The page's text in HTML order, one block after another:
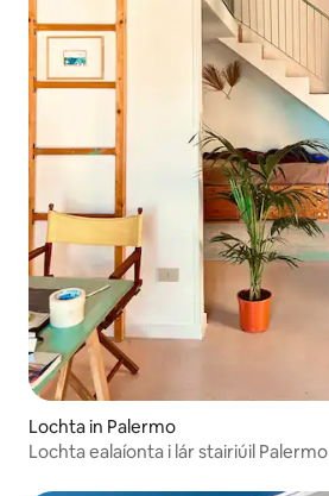
Lochta in Palermo
Lochta ealaíonta i lár stairiúil Palermo